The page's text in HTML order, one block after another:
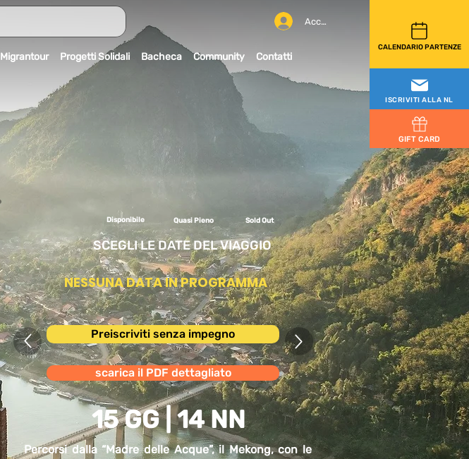
CALENDARIO PARTENZE
Accedi
ISCRIVITI ALLA NL
GIFT CARD
Migrantour Progetti Solidali Bacheca Community Contatti
Disponibile Quasi Pieno Sold Out
SCEGLI LE DATE DEL VIAGGIO
NESSUNA DATA IN PROGRAMMA
Preiscriviti senza impegno
scarica il PDF dettagliato
15 GG | 14 NN
Percorsi dalla “Madre delle Acque”, il Mekong, con le